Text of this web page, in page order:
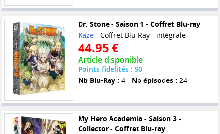
Dr. Stone - Saison 1 - Coffret Blu-ray
Kaze- Coffret Blu-Ray - intégrale
44.95 €
Article disponible
Points fidelités : 90
Nb Blu-Ray : 4 - Nb épisodes : 24
My Hero Academia - Saison 3 -
Collector - Coffret Blu-ray